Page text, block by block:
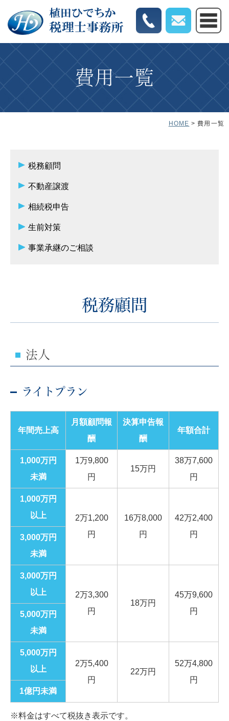
費用一覧
HOME 費用一覧
税務顧問
不動産譲渡
相続税申告
生前対策
事業承継のご相談
税務顧問
法人
ライトプラン
年間売上高
月額顧問報
酬
決算申告報
酬
年額合計
1,000万円
未満
1万9,800
円
15万円
38万7,600
円
1,000万円
以上
2万1,200
円
16万8,000
円
42万2,400
円
3,000万円
未満
3,000万円
以上
2万3,300
円
18万円
45万9,600
円
5,000万円
未満
5,000万円
以上
2万5,400
円
22万円
52万4,800
円
1億円未満
※料金はすべて税抜き表示です。